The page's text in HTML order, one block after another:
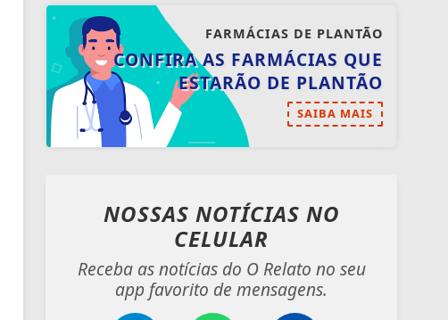
FARMÁCIAS DE PLANTÃO
CONFIRA AS FARMÁCIAS QUE
ESTARÃO DE PLANTÃO
SAIBA MAIS
NOSSAS NOTÍCIAS NO
CELULAR
Receba as notícias do O Relato no seu
app favorito de mensagens.